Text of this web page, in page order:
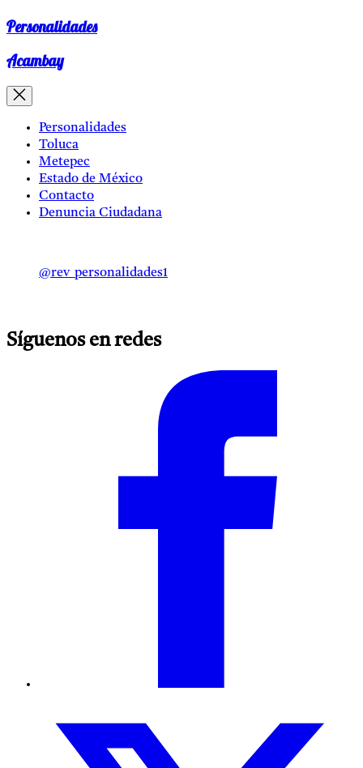
Personalidades
Acambay
Personalidades
Toluca
Metepec
Estado de México
Contacto
Denuncia Ciudadana
@rev_personalidades1
Síguenos en redes